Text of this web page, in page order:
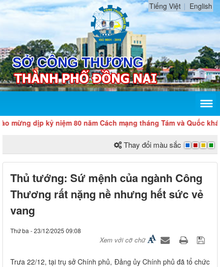
Tiếng Việt English
kỷ niệm 80 năm Cách mạng tháng Tám và Quốc khánh 2/9
Thay đổi màu sắc
Thủ tướng: Sứ mệnh của ngành Công
Thương rất nặng nề nhưng hết sức vẻ
vang
Thứ ba - 23/12/2025 09:08
Xem với cỡ chữ
Trưa 22/12, tại trụ sở Chính phủ, Đảng ủy Chính phủ đã tổ chức